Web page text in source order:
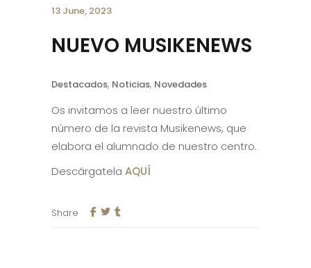
13 June, 2023
NUEVO MUSIKENEWS
Destacados, Noticias, Novedades
Os invitamos a leer nuestro último
número de la revista Musikenews, que
elabora el alumnado de nuestro centro.
Descárgatela AQUÍ
Share